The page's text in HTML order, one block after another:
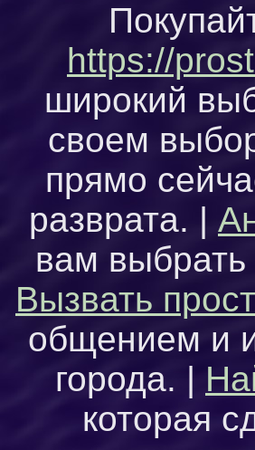
https://
широкий
своем
прямо
разврата. |
вам выбрать
Вызвать
общением и
города. |
которая